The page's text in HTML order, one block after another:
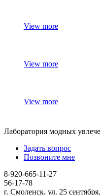
View more
View more
View more
Лаборатория модных
Задать вопрос
Позвоните мне
8-920-665-11-27
56-17-78
г. Смоленск, ул. 25